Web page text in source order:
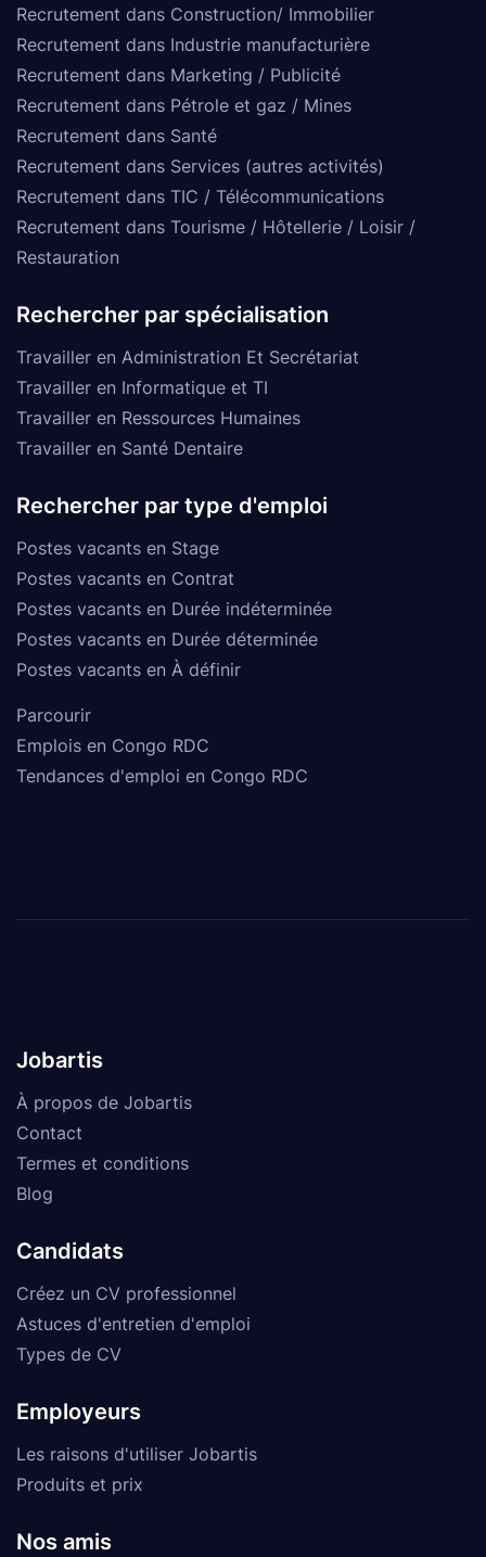
Recrutement dans Construction/ Immobilier
Recrutement dans Industrie manufacturière
Recrutement dans Marketing / Publicité
Recrutement dans Pétrole et gaz / Mines
Recrutement dans Santé
Recrutement dans Services (autres activités)
Recrutement dans TIC / Télécommunications
Recrutement dans Tourisme / Hôtellerie / Loisir /
Restauration
Rechercher par spécialisation
Travailler en Administration Et Secrétariat
Travailler en Informatique et TI
Travailler en Ressources Humaines
Travailler en Santé Dentaire
Rechercher par type d'emploi
Postes vacants en Stage
Postes vacants en Contrat
Postes vacants en Durée indéterminée
Postes vacants en Durée déterminée
Postes vacants en À définir
Parcourir
Emplois en Congo RDC
Tendances d'emploi en Congo RDC
Jobartis
À propos de Jobartis
Contact
Termes et conditions
Blog
Candidats
Créez un CV professionnel
Astuces d'entretien d'emploi
Types de CV
Employeurs
Les raisons d'utiliser Jobartis
Produits et prix
Nos amis